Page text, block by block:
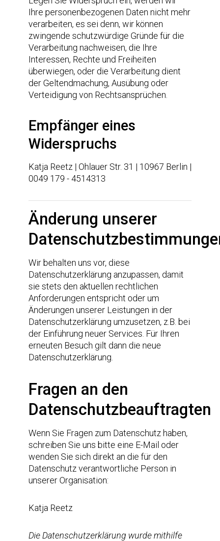
Ihre personenbezogenen Daten nicht mehr
verarbeiten, es sei denn, wir können
zwingende schutzwürdige Gründe für die
Verarbeitung nachweisen, die Ihre
Interessen, Rechte und Freiheiten
überwiegen, oder die Verarbeitung dient
der Geltendmachung, Ausübung oder
Verteidigung von Rechtsansprüchen.
Empfänger eines
Widerspruchs
Katja Reetz | Ohlauer Str. 31 | 10967 Berlin |
0049 179 - 4514313
Änderung unserer
Wir behalten uns vor, diese
Datenschutzerklärung anzupassen, damit
sie stets den aktuellen rechtlichen
Anforderungen entspricht oder um
Änderungen unserer Leistungen in der
Datenschutzerklärung umzusetzen, z.B. bei
der Einführung neuer Services. Für Ihren
erneuten Besuch gilt dann die neue
Datenschutzerklärung.
Fragen an den
Datenschutzbeauftragten
Wenn Sie Fragen zum Datenschutz haben,
schreiben Sie uns bitte eine E-Mail oder
wenden Sie sich direkt an die für den
Datenschutz verantwortliche Person in
unserer Organisation:
Katja Reetz
Die Datenschutzerklärung wurde mithilfe